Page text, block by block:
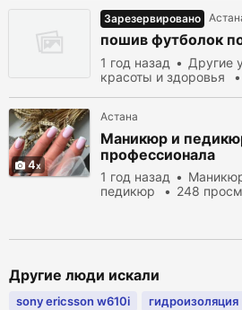
Зарезервировано
пошив футболок
1 год назад
Другие
красоты и здоровья
4
Астана
Маникюр и
профессионала
1 год назад
педикюр
248
Другие люди искали
sony ericsson w610i гидроизоляция